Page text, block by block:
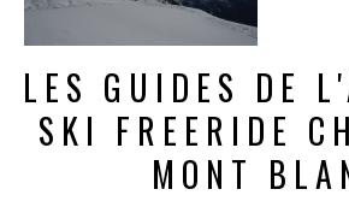
LES GUIDES DE
SKI FREERIDE
MONT